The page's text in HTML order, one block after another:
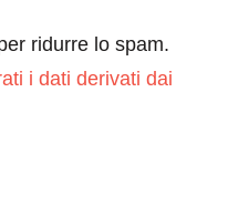
ridurre lo spam.
i dati derivati dai